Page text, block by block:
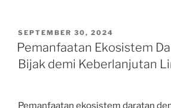
POSTED
ON
SEPTEMBER 30, 2024
Pemanfaatan Ekosistem
Bijak demi Keberlanjutan
Pemanfaatan ekosistem daratan